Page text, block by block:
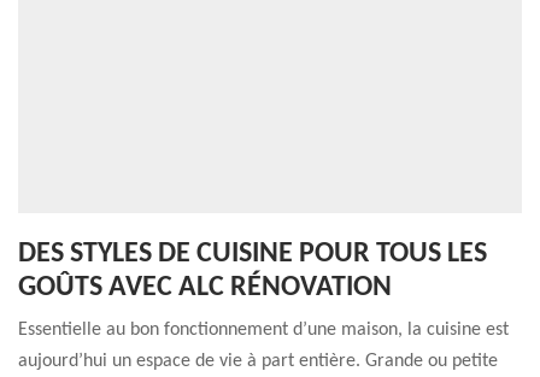
DES STYLES DE CUISINE POUR TOUS LES
GOÛTS AVEC ALC RÉNOVATION
Essentielle au bon fonctionnement d’une maison, la cuisine est
aujourd’hui un espace de vie à part entière. Grande ou petite